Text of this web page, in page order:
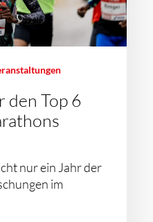
den Top 6
nur ein Jahr der
im